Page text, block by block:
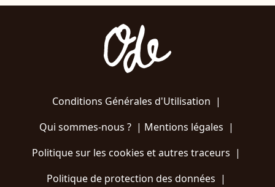
Conditions Générales d'Utilisation |
Qui sommes-nous ?| Mentions légales |
Politique sur les cookies et autres traceurs |
Politique de protection des données |